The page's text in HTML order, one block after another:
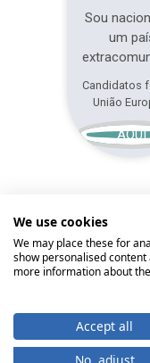
Sou
um
Candidatos
União
AQUI
© 2026
Contactos
We use cookies
We may place these for
show personalised
more information about
Accept all